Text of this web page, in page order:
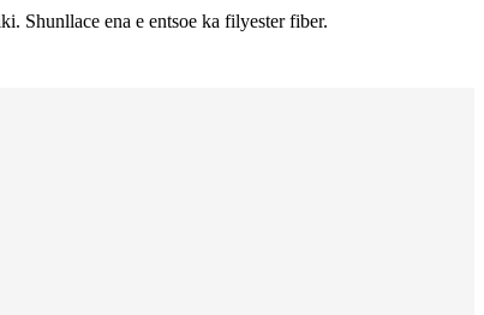
Shunllace ena e entsoe ka filyester fiber.